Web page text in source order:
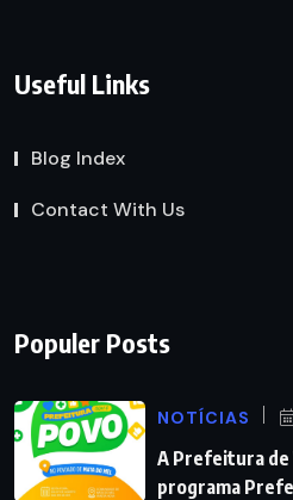
Useful Links
Blog Index
Contact With Us
Populer Posts
NOTÍCIAS
A Prefeitura de
programa